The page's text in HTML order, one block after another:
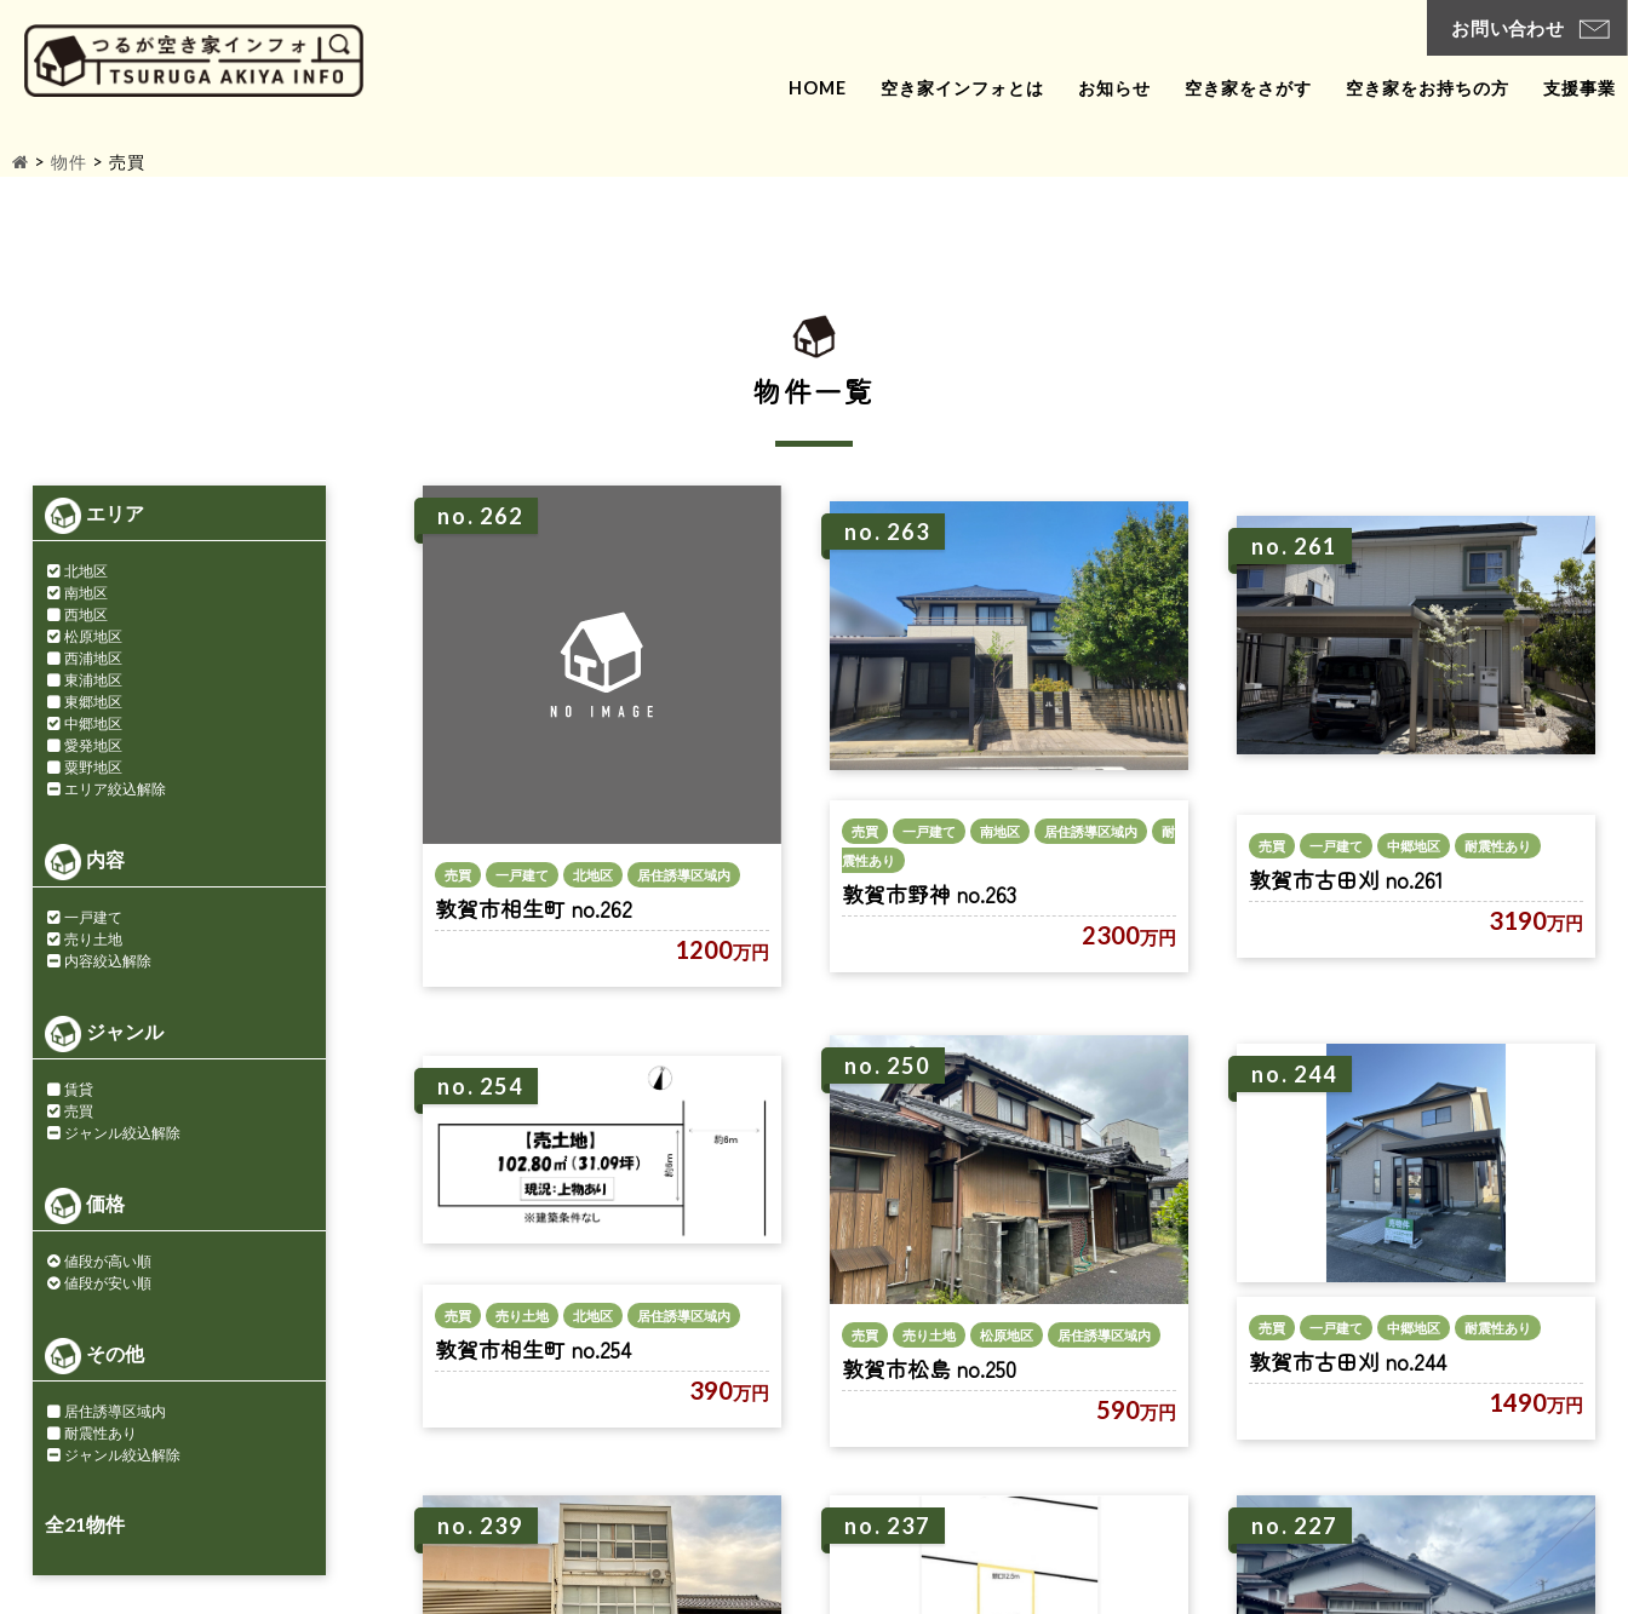
HOME 空き家インフォとは お知らせ 空き家をさがす 空き家をお持ちの方 支援事業
> 物件 > 売買
物件一覧
エリア
北地区
南地区
西地区
松原地区
西浦地区
東浦地区
東郷地区
中郷地区
愛発地区
粟野地区
エリア絞込解除
内容
一戸建て
売り土地
内容絞込解除
ジャンル
賃貸
売買
ジャンル絞込解除
価格
値段が高い順
値段が安い順
その他
居住誘導区域内
耐震性あり
ジャンル絞込解除
全21物件
no. 262
売買 一戸建て 北地区 居住誘導区域内
敦賀市相生町 no.262
1200万円
no. 263
売買 一戸建て 南地区 居住誘導区域内
耐
震性あり
敦賀市野神 no.263
2300万円
no. 261
売買 一戸建て 中郷地区 耐震性あり
敦賀市古田刈 no.261
3190万円
no. 254
売買 売り土地 北地区 居住誘導区域内
敦賀市相生町 no.254
390万円
no. 250
売買 売り土地 松原地区 居住誘導区域内
敦賀市松島 no.250
590万円
no. 244
売買 一戸建て 中郷地区 耐震性あり
敦賀市古田刈 no.244
1490万円
no. 239 no. 237 no. 227